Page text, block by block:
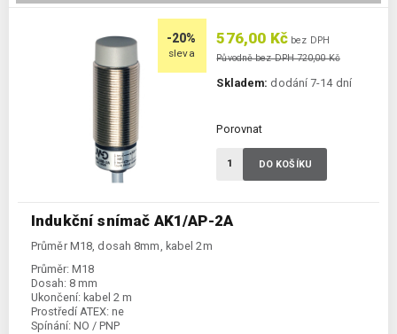
-20%
sleva
Indukční snímač AK1/AP-2A
Průměr M18, dosah 8mm, kabel 2m
Průměr: M18
Dosah: 8 mm
Ukončení: kabel 2 m
Prostředí ATEX: ne
Spínání: NO / PNP
576,00 Kč bez DPH
Původně bez DPH 720,00 Kč
Skladem: dodání 7-14 dní
Porovnat
DO KOŠÍKU